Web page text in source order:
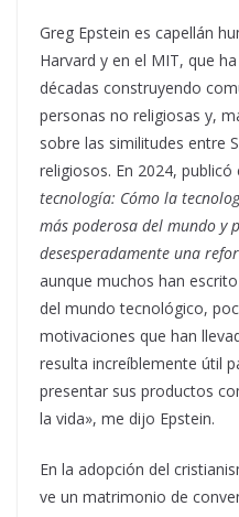
Greg Epstein es capellán
Harvard y en el MIT, que
décadas construyendo
personas no religiosas y,
sobre las similitudes entre
religiosos. En 2024, publicó
tecnología: Cómo la
más poderosa del mundo y
desesperadamente una
aunque muchos han
del mundo tecnológico,
motivaciones que han
resulta increíblemente útil
presentar sus productos
la vida», me dijo Epstein.
En la adopción del
ve un matrimonio de